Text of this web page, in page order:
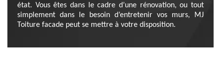
état. Vous êtes dans le cadre d’une rénovation, ou tout
simplement dans le besoin d’entretenir vos murs, MJ
Toiture facade peut se mettre à votre disposition.